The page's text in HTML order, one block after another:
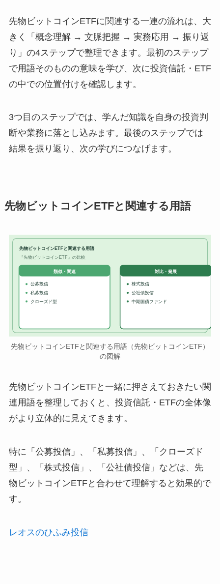
先物ビットコインETFに関連する一連の流れは、大
きく「概念理解 → 文脈把握 → 実務応用 → 振り返
り」の4ステップで整理できます。最初のステップ
で用語そのものの意味を学び、次に投資信託・ETF
の中での位置付けを確認します。
3つ目のステップでは、学んだ知識を自身の投資判
断や業務に落とし込みます。最後のステップでは
結果を振り返り、次の学びにつなげます。
先物ビットコインETFと関連する用語
先物ビットコインETFと関連する用語
『先物ビットコインETF』の比較
類似・関連
公募投信
私募投信
クローズド型
対比・発展
株式投信
公社債投信
中期国債ファンド
先物ビットコインETFと関連する用語（先物ビットコインETF）
の図解
先物ビットコインETFと一緒に押さえておきたい関
連用語を整理しておくと、投資信託・ETFの全体像
がより立体的に見えてきます。
特に「公募投信」、「私募投信」、「クローズド
型」、「株式投信」、「公社債投信」などは、先
物ビットコインETFと合わせて理解すると効果的で
す。
レオスのひふみ投信